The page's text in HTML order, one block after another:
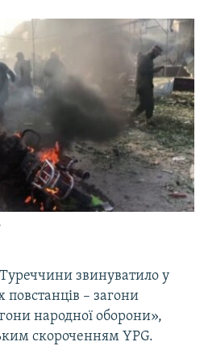
звинуватило у
– загони
народної оборони»,
скороченням YPG.